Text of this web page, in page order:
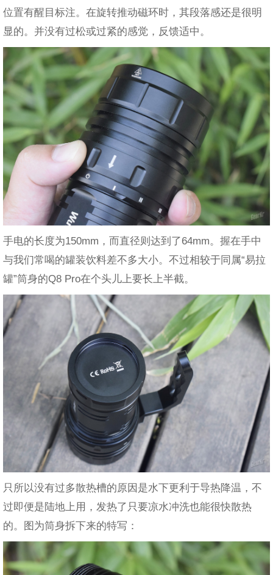
位置有醒目标注。在旋转推动磁环时，其段落感还是很明
显的。并没有过松或过紧的感觉，反馈适中。
手电的长度为150mm，而直径则达到了64mm。握在手中
与我们常喝的罐装饮料差不多大小。不过相较于同属“易拉
罐”筒身的Q8 Pro在个头儿上要长上半截。
只所以没有过多散热槽的原因是水下更利于导热降温，不
过即便是陆地上用，发热了只要凉水冲洗也能很快散热
的。图为筒身拆下来的特写：